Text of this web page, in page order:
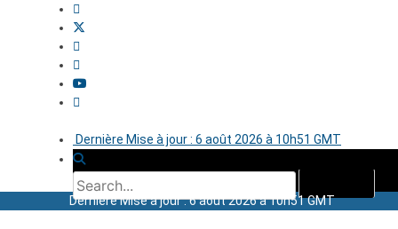
Dernière Mise à jour : 6 août 2026 à 10h51 GMT
Dernière Mise à jour : 6 août 2026 à 10h51 GMT